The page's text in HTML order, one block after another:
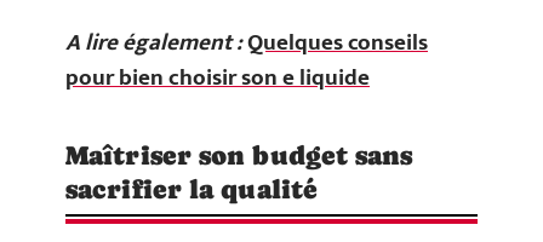
A lire également :Quelques conseils
pour bien choisir son e liquide
Maîtriser son budget sans
sacrifier la qualité